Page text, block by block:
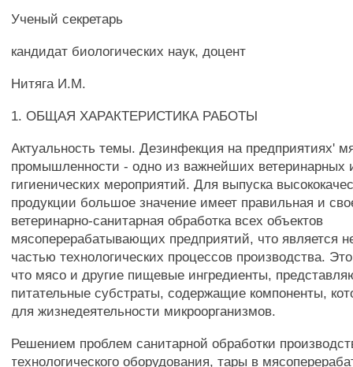
Ученый секретарь
кандидат биологических наук, доцент
Нитяга И.М.
1. ОБЩАЯ ХАРАКТЕРИСТИКА РАБОТЫ
Актуальность темы. Дезинфекция на предприятиях'
промышленности - одно из важнейших ветеринарных
гигиенических мероприятий. Для выпуска
продукции большое значение имеет правильная и
ветеринарно-санитарная обработка всех объектов
мясоперерабатывающих предприятий, что является
частью технологических процессов производства.
что мясо и другие пищевые ингредиенты,
питательные субстраты, содержащие компоненты,
для жизнедеятельности микроорганизмов.
Решением проблем санитарной обработки
технологического оборудования, тары в